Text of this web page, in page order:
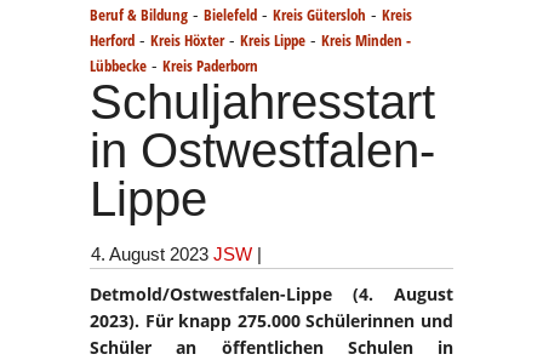
Beruf & Bildung - Bielefeld - Kreis Gütersloh - Kreis
Herford - Kreis Höxter- Kreis Lippe - Kreis Minden -
Lübbecke - Kreis Paderborn
Schuljahresstart
in Ostwestfalen-
Lippe
4. August 2023 JSW |
Detmold/Ostwestfalen-Lippe (4. August
2023). Für knapp 275.000 Schülerinnen und
Schüler an öffentlichen Schulen in